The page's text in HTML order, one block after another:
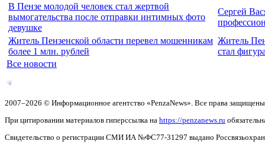
В Пензе молодой человек стал жертвой
вымогательства после отправки интимных фото
девушке
Сергей
Житель Пензенской области перевел мошенникам
более 1 млн. рублей
Житель
стал
Все новости
2007–2026 © Информационное агентство «PenzaNews». Все права
При цитировании материалов гиперссылка на https://penzanews.ru
Свидетельство о регистрации СМИ ИА №ФС77-31297 выдано